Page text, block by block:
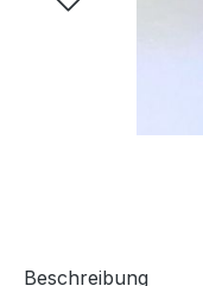
Beschreibung